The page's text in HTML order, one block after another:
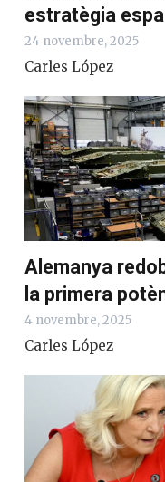
estratègia
24 novembre, 2025
Carles López
Alemanya
la primera
4 novembre, 2025
Carles López